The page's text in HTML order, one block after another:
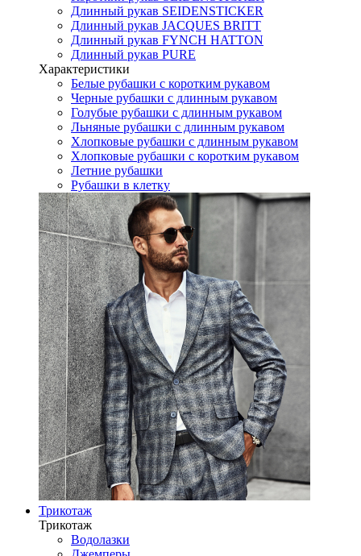
Длинный рукав SEIDENSTICKER
Длинный рукав JAСQUES BRITT
Длинный рукав FYNCH HATTON
Длинный рукав PURE
Характеристики
Белые рубашки с коротким рукавом
Черные рубашки с длинным рукавом
Голубые рубашки с длинным рукавом
Льняные рубашки с длинным рукавом
Хлопковые рубашки с длинным рукавом
Хлопковые рубашки с коротким рукавом
Летние рубашки
Рубашки в клетку
Трикотаж
Трикотаж
Водолазки